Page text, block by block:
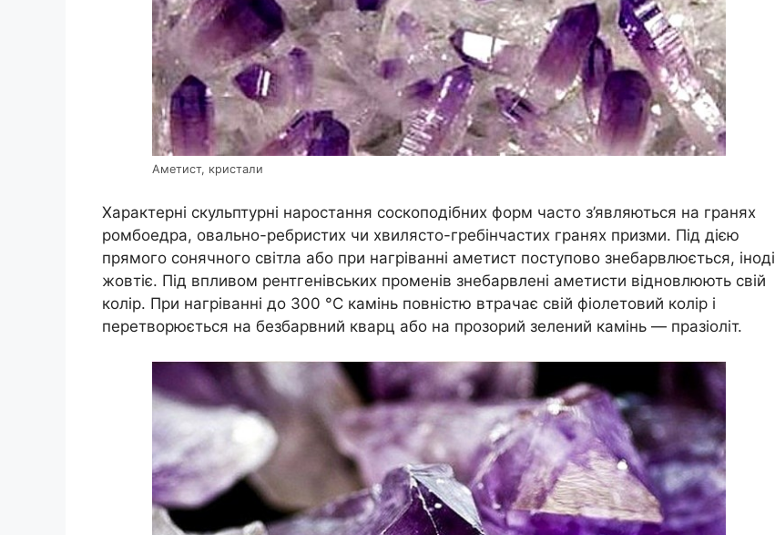
Аметист, кристали
Характерні скульптурні наростання соскоподібних форм часто з’являються на гранях
ромбоедра, овально-ребристих чи хвилясто-гребінчастих гранях призми. Під дією
прямого сонячного світла або при нагріванні аметист поступово знебарвлюється, іноді
жовтіє. Під впливом рентгенівських променів знебарвлені аметисти відновлюють свій
колір. При нагріванні до 300 °C камінь повністю втрачає свій фіолетовий колір і
перетворюється на безбарвний кварц або на прозорий зелений камінь — празіоліт.